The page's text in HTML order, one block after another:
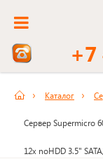
+7
Каталог
Сервер Supermicro
12x noHDD 3.5"